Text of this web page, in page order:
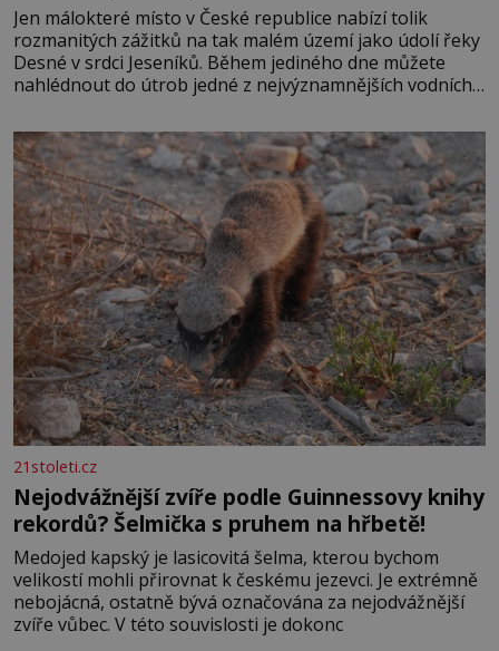
Jen málokteré místo v České republice nabízí tolik
rozmanitých zážitků na tak malém území jako údolí řeky
Desné v srdci Jeseníků. Během jediného dne můžete
nahlédnout do útrob jedné z nejvýznamnějších vodních
se na koloběžce a den zakončit poznáváním památek ve
Velkých Losinách nebo v termálním
21stoleti.cz
Nejodvážnější zvíře podle Guinnessovy knihy
rekordů? Šelmička s pruhem na hřbetě!
Medojed kapský je lasicovitá šelma, kterou bychom
velikostí mohli přirovnat k českému jezevci. Je extrémně
nebojácná, ostatně bývá označována za nejodvážnější
zvíře vůbec. V této souvislosti je dokonc